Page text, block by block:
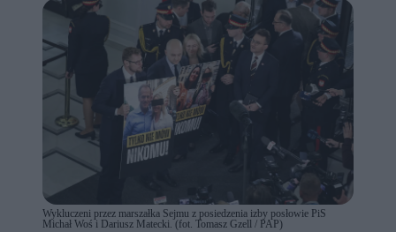
Wykluczeni przez marszałka Sejmu z posiedzenia izby posłowie PiS
Michał Woś i Dariusz Matecki. (fot. Tomasz Gzell / PAP)